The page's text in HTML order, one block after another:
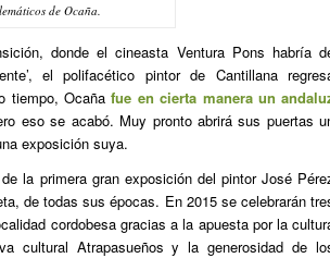
de Ocaña.
donde el cineasta Ventura Pons habría
el polifacético pintor de Cantillana
tiempo, Ocañafue en cierta manera un
eso se acabó. Muy pronto abrirá sus puertas
exposición suya.
la primera gran exposición del pintor José
de todas sus épocas. En 2015 se celebrarán
cordobesa gracias a la apuesta por la
cultural Atrapasueños y la generosidad de